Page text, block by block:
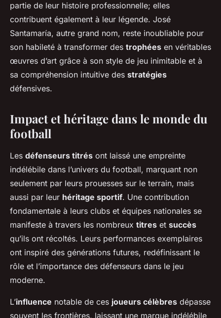
partie de leur histoire professionnelle; elles
contribuent également à leur légende. José
Santamaría, autre grand nom, reste inoubliable pour
son habileté à transformer des trophées en véritables
œuvres d’art grâce à son style de jeu inimitable et à
sa compréhension intuitive des stratégies
défensives.
Impact et héritage dans le monde du
football
Les défenseurs titrés ont laissé une empreinte
indélébile dans l’univers du football, marquant non
seulement par leurs prouesses sur le terrain, mais
aussi par leur héritage sportif. Une contribution
fondamentale à leurs clubs et équipes nationales se
manifeste à travers les nombreux titres et succès
qu’ils ont récoltés. Leurs performances exemplaires
ont inspiré des générations futures, redéfinissant le
rôle et l’importance des défenseurs dans le jeu
moderne.
L’influence notable de ces joueurs célèbres dépasse
souvent les frontières, laissant une marque indélébile